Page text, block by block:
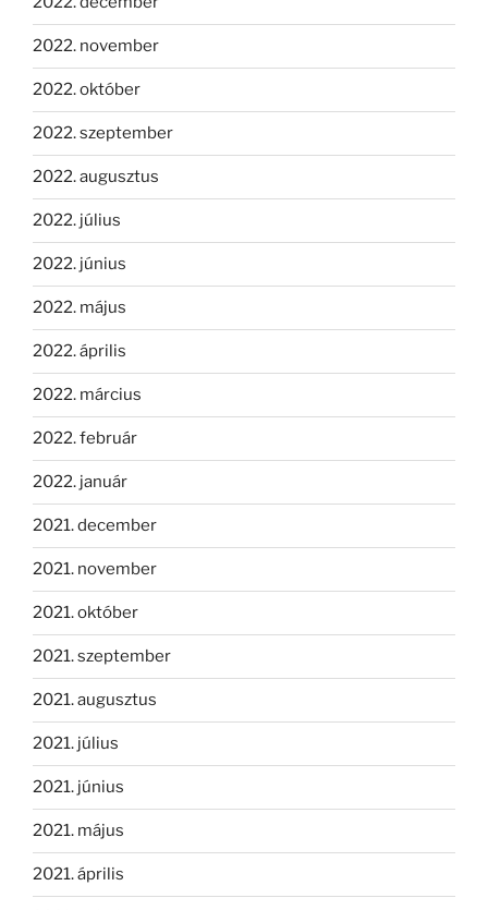
2022. november
2022. október
2022. szeptember
2022. augusztus
2022. július
2022. június
2022. május
2022. április
2022. március
2022. február
2022. január
2021. december
2021. november
2021. október
2021. szeptember
2021. augusztus
2021. július
2021. június
2021. május
2021. április